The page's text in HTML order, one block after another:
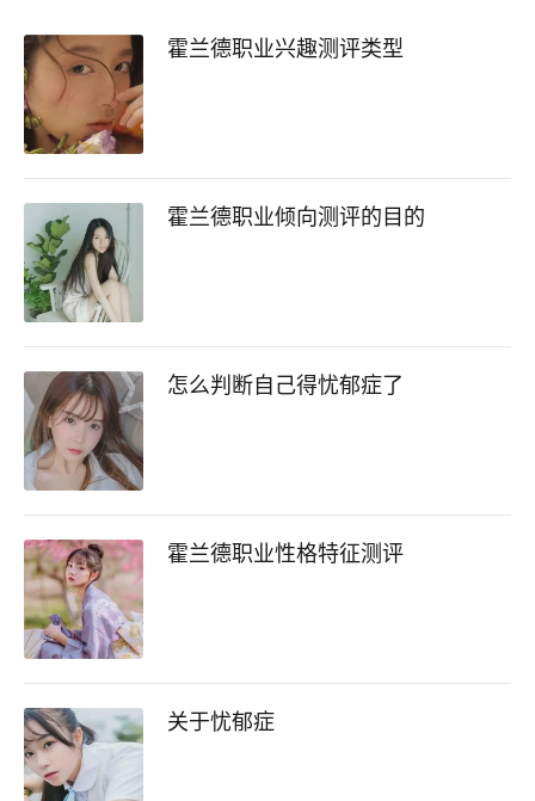
霍兰德职业兴趣测评类型
霍兰德职业倾向测评的目的
怎么判断自己得忧郁症了
霍兰德职业性格特征测评
关于忧郁症